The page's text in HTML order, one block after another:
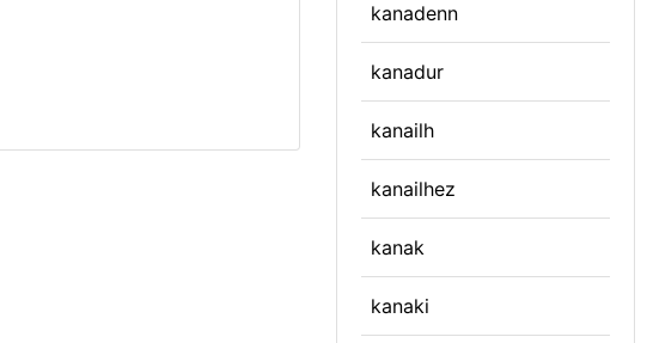
kanadenn
kanadur
kanailh
kanailhez
kanak
kanaki